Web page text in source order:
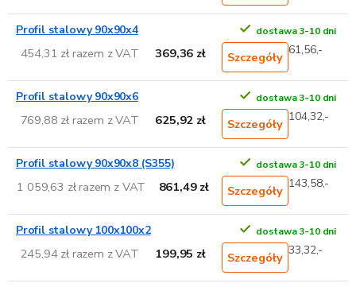
Profil stalowy 90x90x4 dostawa 3-10 dni
454,31 zł razem z VAT 369,36 zł Szczegóły 61,56,-
Profil stalowy 90x90x6 dostawa 3-10 dni
769,88 zł razem z VAT 625,92 zł Szczegóły 104,32,-
Profil stalowy 90x90x8 (S355) dostawa 3-10 dni
1 059,63 zł razem z VAT 861,49 zł Szczegóły 143,58,-
Profil stalowy 100x100x2 dostawa 3-10 dni
245,94 zł razem z VAT 199,95 zł Szczegóły 33,32,-